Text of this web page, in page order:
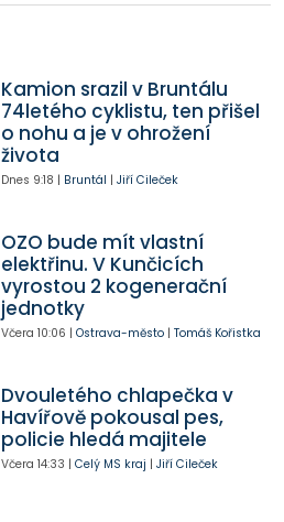
Kamion srazil v Bruntálu
74letého cyklistu, ten přišel
o nohu a je v ohrožení
života
Dnes 9:18 | Bruntál | Jiří Cileček
OZO bude mít vlastní
elektřinu. V Kunčicích
vyrostou 2 kogenerační
jednotky
Včera 10:06 | Ostrava-město| Tomáš Kořistka
Dvouletého chlapečka v
Havířově pokousal pes,
policie hledá majitele
Včera 14:33 | Celý MS kraj | Jiří Cileček